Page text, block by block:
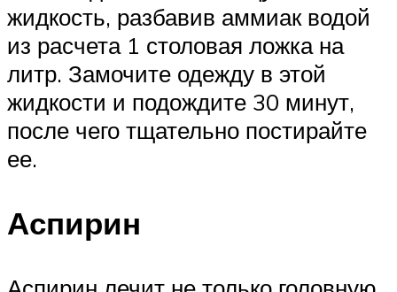
жидкость, разбавив аммиак водой
из расчета 1 столовая ложка на
литр. Замочите одежду в этой
жидкости и подождите 30 минут,
после чего тщательно постирайте
ее.
Аспирин